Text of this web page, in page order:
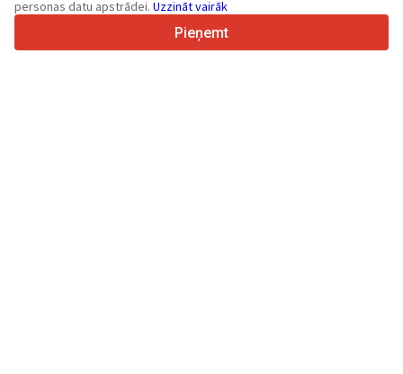
4.7/5
personas datu apstrādei. Uzzināt vairāk
Pieņemt